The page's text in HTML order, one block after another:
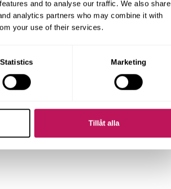
and to analyse our traffic. We also share
analytics partners who may combine it with
your use of their services.
Statistics Marketing
Tillåt alla
i
och
mål. Inte
ska bo
tidiga
lång